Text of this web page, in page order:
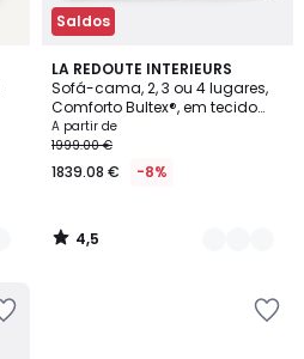
Saldos
LA REDOUTE INTERIEURS
Sofá-cama, 2, 3 ou 4 lugares,
Comforto Bultex®, em tecido
mesclado texturado, TIMOR
A partir de
1999.00 €
1839.08 € -8%
4,5
/ 5
3
Cores
4,5
/